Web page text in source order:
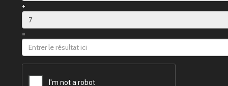
+
=